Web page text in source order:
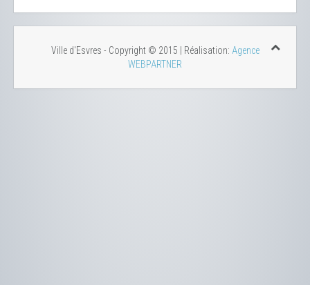
Ville d'Esvres - Copyright © 2015 | Réalisation: Agence
WEBPARTNER